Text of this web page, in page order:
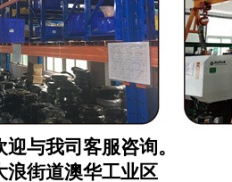
与我司客服咨询。
浪街道澳华工业区